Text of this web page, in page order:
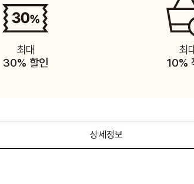
최대
30% 할인
최
10%
상세정보